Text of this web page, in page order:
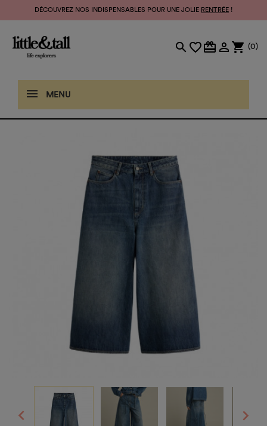
DÉCOUVREZ NOS INDISPENSABLES POUR UNE JOLIE RENTRÉE !
search favorite_bordercard_giftcard  shopping_cart (0)
MENU
 